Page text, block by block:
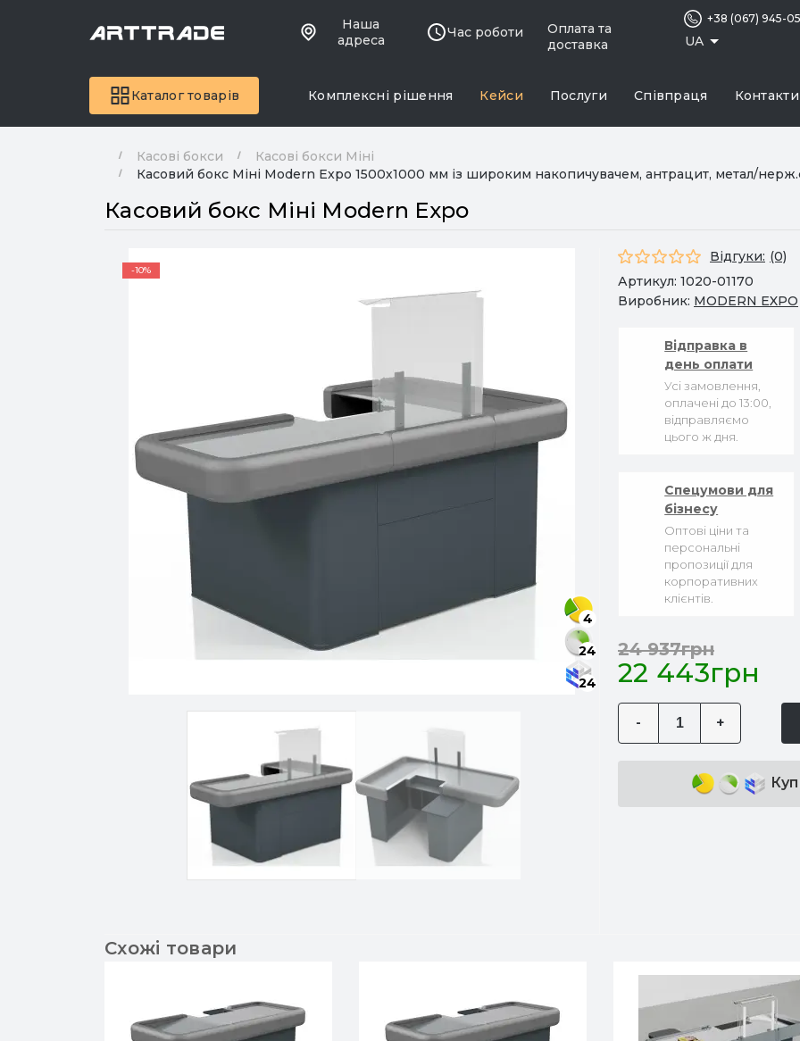
Наша
адреса
Час роботи
Оплата та
доставка
UA
+38 (067) 945-
Каталог товарів Комплексні рішення Кейси Послуги Співпраця Контакти
Касові бокси
Касові бокси Міні
Касовий бокс Міні Modern Expo 1500х1000 мм із широким накопичувачем, антрацит, метал/
Касовий бокс Міні Modern Expo
-10%
4
24
24
Відгуки: (0)
Артикул: 1020-01170
Виробник: MODERN EXPO
Відправка в
день оплати
Усі замовлення,
оплачені до 13:00,
відправляємо
цього ж дня.
Спецумови для
бізнесу
Оптові ціни та
персональні
пропозиції для
корпоративних
клієнтів.
22 443грн
24 937грн
- +
Схожі товари